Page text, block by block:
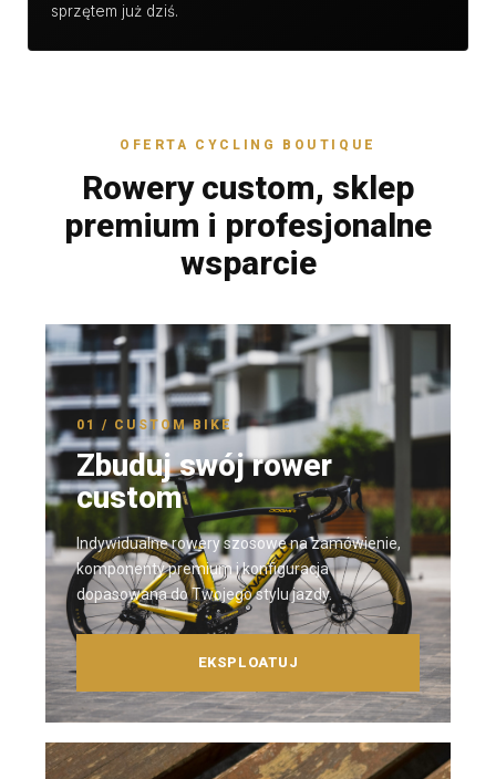
sprzętem już dziś.
OFERTA CYCLING BOUTIQUE
Rowery custom, sklep
premium i profesjonalne
wsparcie
01 / CUSTOM BIKE
Zbuduj swój rower
custom
Indywidualne rowery szosowe na zamówienie,
komponenty premium i konfiguracja
dopasowana do Twojego stylu jazdy.
EKSPLOATUJ